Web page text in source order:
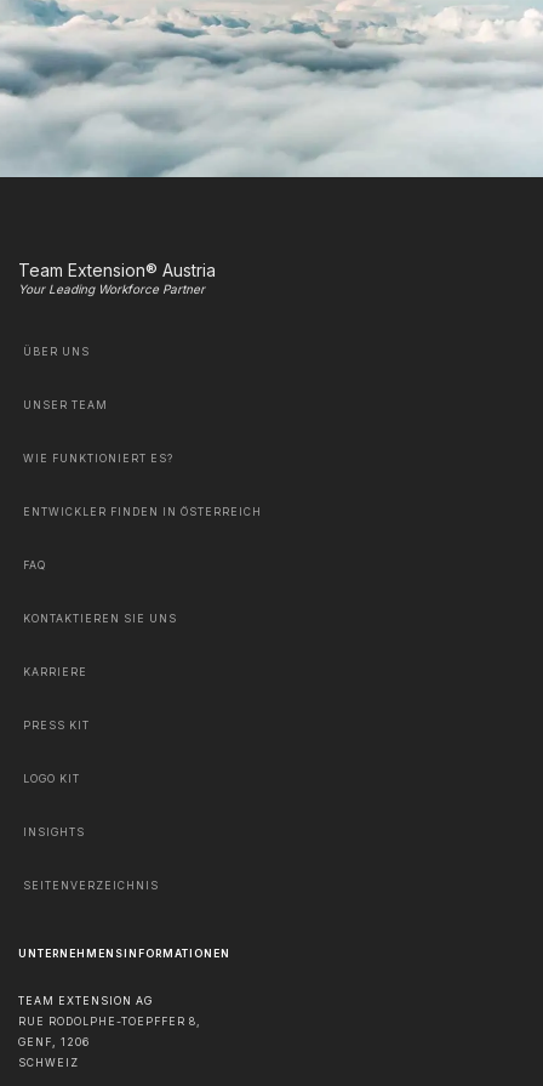
Team Extension® Austria
Your Leading Workforce Partner
ÜBER UNS
UNSER TEAM
WIE FUNKTIONIERT ES?
ENTWICKLER FINDEN IN ÖSTERREICH
FAQ
KONTAKTIEREN SIE UNS
KARRIERE
PRESS KIT
LOGO KIT
INSIGHTS
SEITENVERZEICHNIS
UNTERNEHMENSINFORMATIONEN
TEAM EXTENSION AG
RUE RODOLPHE-TOEPFFER 8,
GENF, 1206
SCHWEIZ